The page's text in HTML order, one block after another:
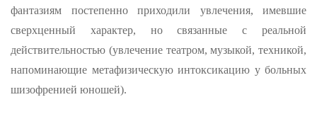
фантазиям постепенно приходили увле­чения, имевшие
сверхценный характер, но связанные с реальной
действительностью (увлечение театром, музыкой, техникой,
напоми­нающие метафизическую интоксикацию у больных
шизофренией юношей).